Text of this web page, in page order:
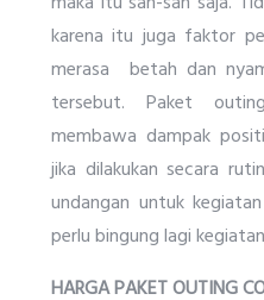
karena itu juga faktor
merasa betah dan
tersebut. Paket
membawa dampak
jika dilakukan secara
undangan untuk
perlu bingung lagi
HARGA PAKET OUTING